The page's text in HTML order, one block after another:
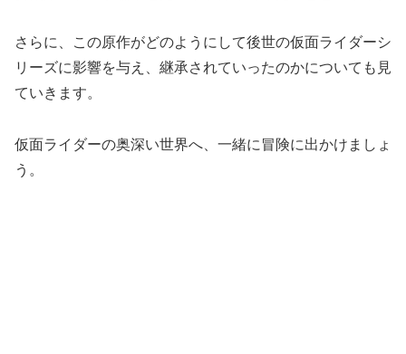
さらに、この原作がどのようにして後世の仮面ライダーシ
リーズに影響を与え、継承されていったのかについても見
ていきます。
仮面ライダーの奥深い世界へ、一緒に冒険に出かけましょ
う。